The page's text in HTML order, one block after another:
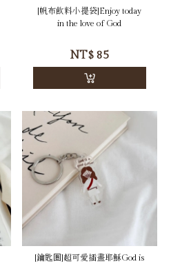
[帆布飲料小提袋]Enjoy today
in the love of God
NT$ 85
[鑰匙圈]超可愛插畫耶穌God is